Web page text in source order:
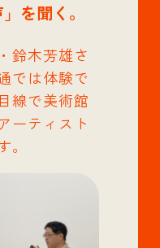
を聞く。
鈴木芳雄さ
では体験で
線で美術館
ーティスト